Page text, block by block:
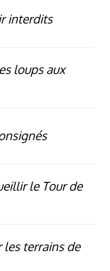
interdits
loups aux
le Tour de
les terrains de